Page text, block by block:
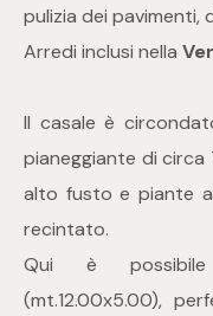
pulizia dei pavimenti,
Arredi inclusi nella
Il casale è
pianeggiante di
alto fusto e piante
recintato.
Qui è possibile
(mt.12.00x5.00),
5+
Camere
Qualsiasi